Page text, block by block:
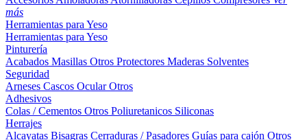
más
Herramientas para Yeso
Herramientas para Yeso
Pinturería
Acabados Masillas Otros Protectores Maderas Solventes
Seguridad
Arneses Cascos OcularOtros
Adhesivos
Colas / Cementos Otros Poliuretanicos Siliconas
Herrajes
Alcayatas Bisagras Cerraduras / Pasadores Guías para cajón Otros